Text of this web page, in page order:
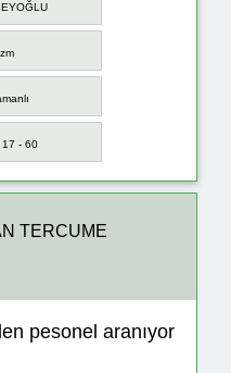
- 60
TERCUME
pesonel aranıyor